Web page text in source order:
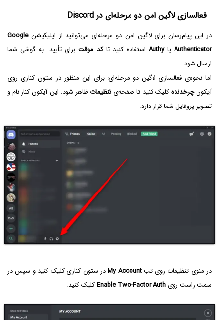
فعالسازی لاگین امن دو مرحله‌ای در Discord
در این پیام‌رسان برای لاگین امن دو مرحله‌ای می‌توانید از اپلیکیشنGoogle
AuthenticatorیاAuthy استفاده کنید تاکد موقتبرای تأیید به گوشی شما
ارسال شود.
اما نحوه‌ی فعالسازی لاگین دو مرحله‌ای: برای این منظور در ستون کناری روی
آیکونچرخدندهکلیک کنید تا صفحه‌یتنظیمات ظاهر شود. این آیکون کنار نام و
تصویر پروفایل شما قرار دارد.
در منوی تنظیمات روی تبMy Accountدر ستون کناری کلیک کنید و سپس در
سمت راست روی Enable Two-Factor Authکلیک کنید.